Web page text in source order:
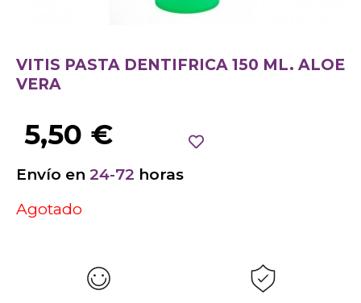
VITIS PASTA DENTIFRICA 150 ML. ALOE
VERA
5,50 €
Envío en 24-72 horas
Agotado